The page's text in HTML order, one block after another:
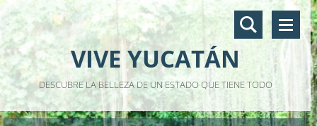
VIVE YUCATÁN
DESCUBRE LA BELLEZA DE UN ESTADO QUE TIENE TODO